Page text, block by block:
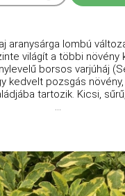
aranysárga lombú
világít a többi növény
borsos varjúháj
kedvelt pozsgás
tartozik. Kicsi,
...